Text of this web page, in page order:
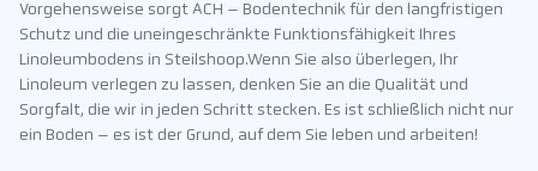
Vorgehensweise sorgt ACH – Bodentechnik für den langfristigen
Schutz und die uneingeschränkte Funktionsfähigkeit Ihres
Linoleumbodens in Steilshoop.Wenn Sie also überlegen, Ihr
Linoleum verlegen zu lassen, denken Sie an die Qualität und
Sorgfalt, die wir in jeden Schritt stecken. Es ist schließlich nicht nur
ein Boden – es ist der Grund, auf dem Sie leben und arbeiten!